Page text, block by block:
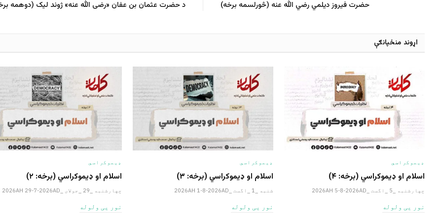
حضرت فیروز دیلمي رضي الله عنه (څورلسمه برخه) د حضرت عثمان بن عفان «رضی الله عنه» ژوند لیک (دوهمه
اړوند منځپانګې
ډیموکراسي
اسلام او ډیموکراسي (برخه: ۴)
چهارشنبه _5 _اگست _2026AH 5-8-2026AD
نور یی ولوله
ډیموکراسي
اسلام او ډیموکراسي (برخه: ۳)
شنبه _1 _اگست _2026AH 1-8-2026AD
نور یی ولوله
ډیموکراسي
اسلام او ډیموکراسي (برخه: ۲)
چهارشنبه _29 _جولای _2026AH 29-7-2026AD
نور یی ولوله